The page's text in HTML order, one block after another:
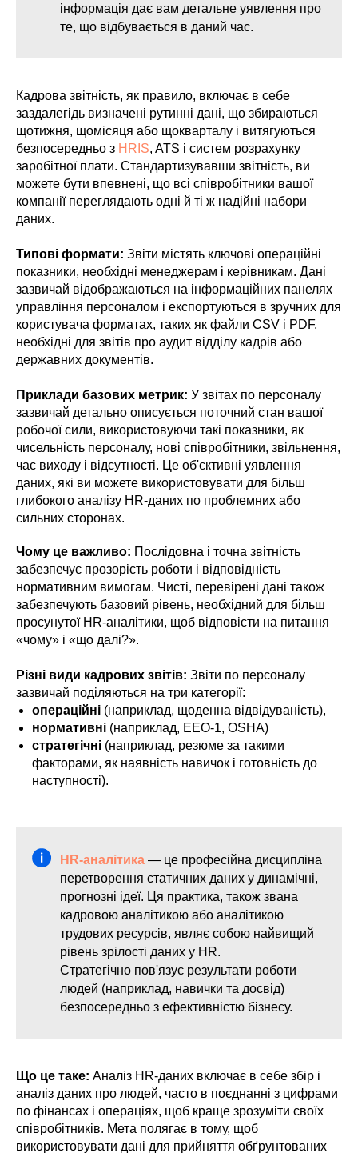
інформація дає вам детальне уявлення про
те, що відбувається в даний час.
Кадрова звітність, як правило, включає в себе
заздалегідь визначені рутинні дані, що збираються
щотижня, щомісяця або щокварталу і витягуються
безпосередньо з HRIS, ATS і систем розрахунку
заробітної плати. Стандартизувавши звітність, ви
можете бути впевнені, що всі співробітники вашої
компанії переглядають одні й ті ж надійні набори
даних.
Типові формати: Звіти містять ключові операційні
показники, необхідні менеджерам і керівникам. Дані
зазвичай відображаються на інформаційних панелях
управління персоналом і експортуються в зручних для
користувача форматах, таких як файли CSV і PDF,
необхідні для звітів про аудит відділу кадрів або
державних документів.
Приклади базових метрик: У звітах по персоналу
зазвичай детально описується поточний стан вашої
робочої сили, використовуючи такі показники, як
чисельність персоналу, нові співробітники, звільнення,
час виходу і відсутності. Це об'єктивні уявлення
даних, які ви можете використовувати для більш
глибокого аналізу HR-даних по проблемних або
сильних сторонах.
Чому це важливо: Послідовна і точна звітність
забезпечує прозорість роботи і відповідність
нормативним вимогам. Чисті, перевірені дані також
забезпечують базовий рівень, необхідний для більш
просунутої HR-аналітики, щоб відповісти на питання
«чому» і «що далі?».
Різні види кадрових звітів: Звіти по персоналу
зазвичай поділяються на три категорії:
операційні (наприклад, щоденна відвідуваність),
нормативні (наприклад, EEO-1, OSHA)
стратегічні (наприклад, резюме за такими
факторами, як наявність навичок і готовність до
наступності).
HR-аналітика — це професійна дисципліна
перетворення статичних даних у динамічні,
прогнозні ідеї. Ця практика, також звана
кадровою аналітикою або аналітикою
трудових ресурсів, являє собою найвищий
рівень зрілості даних у HR.
Стратегічно пов'язує результати роботи
людей (наприклад, навички та досвід)
безпосередньо з ефективністю бізнесу.
Що це таке: Аналіз HR-даних включає в себе збір і
аналіз даних про людей, часто в поєднанні з цифрами
по фінансах і операціях, щоб краще зрозуміти своїх
співробітників. Мета полягає в тому, щоб
використовувати дані для прийняття обґрунтованих